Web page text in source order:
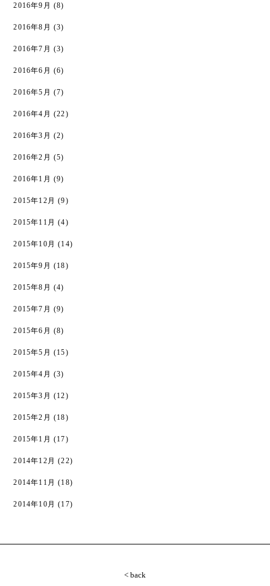
2016年9月 (8)
2016年8月 (3)
2016年7月 (3)
2016年6月 (6)
2016年5月 (7)
2016年4月 (22)
2016年3月 (2)
2016年2月 (5)
2016年1月 (9)
2015年12月 (9)
2015年11月 (4)
2015年10月 (14)
2015年9月 (18)
2015年8月 (4)
2015年7月 (9)
2015年6月 (8)
2015年5月 (15)
2015年4月 (3)
2015年3月 (12)
2015年2月 (18)
2015年1月 (17)
2014年12月 (22)
2014年11月 (18)
2014年10月 (17)
< back